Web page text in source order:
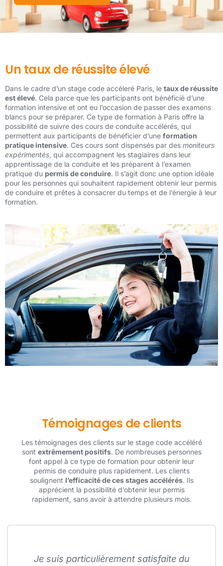
Un taux de réussite élevé
Dans le cadre d’un stage code accéleré Paris, le taux de réussite
est élevé. Cela parce que les participants ont bénéficié d’une
formation intensive et ont eu l’occasion de passer des examens
blancs pour se préparer. Ce type de formation à Paris offre la
possibilité de suivre des cours de conduite accélérés, qui
permettent aux participants de bénéficier d’une formation
pratique intensive. Ces cours sont dispensés par des moniteurs
expérimentés, qui accompagnent les stagiaires dans leur
apprentissage de la conduite et les préparent à l’examen
pratique du permis de conduire. Il s’agit donc une option idéale
pour les personnes qui souhaitent rapidement obtenir leur permis
de conduire et prêtes à consacrer du temps et de l’énergie à leur
formation.
Témoignages de clients
Les témoignages des clients sur le stage code accéléré
sont extrêmement positifs. De nombreuses personnes
font appel à ce type de formation pour obtenir leur
permis de conduire plus rapidement. Les clients
soulignent l’efficacité de ces stages accélérés. Ils
apprécient la possibilité d’obtenir leur permis
rapidement, sans avoir à attendre plusieurs mois.
Je suis particulièrement satisfaite du